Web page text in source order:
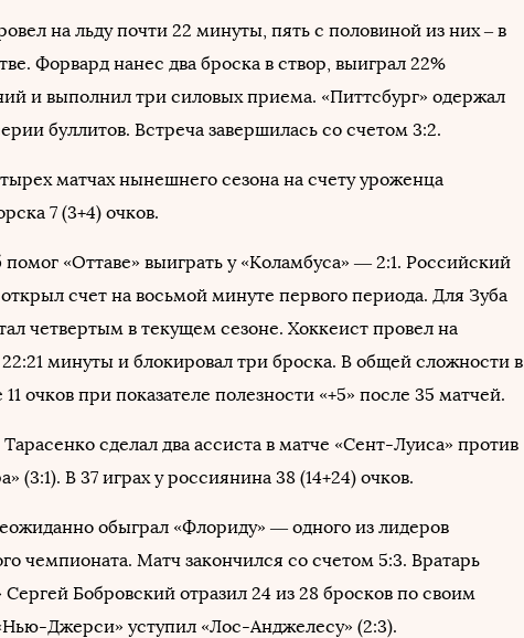
на льду почти 22 минуты, пять с половиной из них – в
Форвард нанес два броска в створ, выиграл 22%
и выполнил три силовых приема. «Питтсбург» одержал
буллитов. Встреча завершилась со счетом 3:2.
матчах нынешнего сезона на счету уроженца
7 (3+4) очков.
«Оттаве» выиграть у «Коламбуса» — 2:1. Российский
счет на восьмой минуте первого периода. Для Зуба
четвертым в текущем сезоне. Хоккеист провел на
минуты и блокировал три броска. В общей сложности в
11 очков при показателе полезности «+5» после 35 матчей.
сделал два ассиста в матче «Сент-Луиса» против
(3:1). В 37 играх у россиянина 38 (14+24) очков.
обыграл «Флориду» — одного из лидеров
чемпионата. Матч закончился со счетом 5:3. Вратарь
Сергей Бобровский отразил 24 из 28 бросков по своим
Джерси» уступил «Лос-Анджелесу» (2:3).